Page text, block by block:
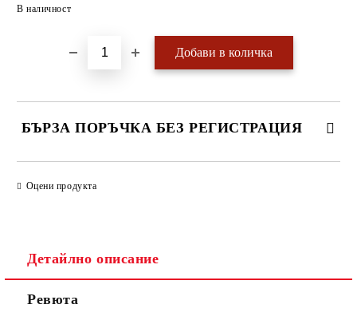
В наличност
БЪРЗА ПОРЪЧКА БЕЗ РЕГИСТРАЦИЯ
Оцени продукта
Детайлно описание
Ревюта